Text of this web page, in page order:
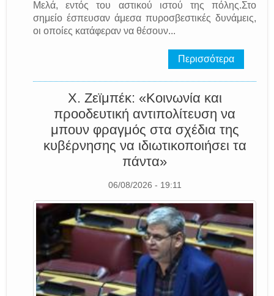
Μελά, εντός του αστικού ιστού της πόλης.Στο
σημείο έσπευσαν άμεσα πυροσβεστικές δυνάμεις,
οι οποίες κατάφεραν να θέσουν...
Περισσότερα
Χ. Ζεϊμπέκ: «Κοινωνία και
προοδευτική αντιπολίτευση να
μπουν φραγμός στα σχέδια της
κυβέρνησης να ιδιωτικοποιήσει τα
πάντα»
06/08/2026 - 19:11